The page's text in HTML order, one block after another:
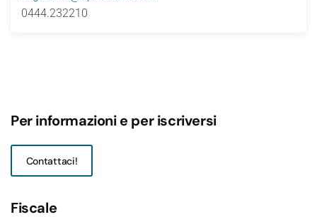
0444.232210
Per informazioni e per iscriversi
Contattaci!
Fiscale